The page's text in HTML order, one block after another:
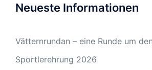
Neueste Informationen
Vätternrundan – eine Runde um
Sportlerehrung 2026